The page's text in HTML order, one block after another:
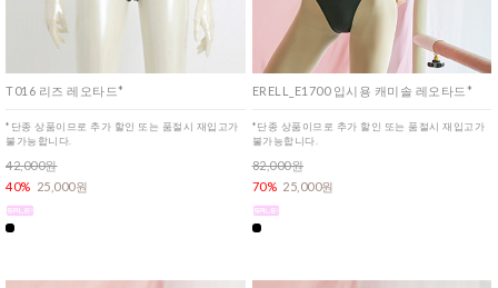
T016 리즈 레오타드*
*단종 상품이므로 추가 할인 또는 품절시 재입고가
불가능합니다.
42,000원
40% 25,000원
ERELL_E1700 입시용 캐미솔 레오타드*
*단종 상품이므로 추가 할인 또는 품절시 재입고가
불가능합니다.
82,000원
70% 25,000원